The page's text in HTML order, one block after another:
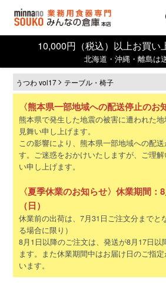
10,000円（税込）以上お買い
北海道・沖縄・離島は
うつわ vol17 テーブル・椅子
〈熊本県一部地域への配送停止のお
熊本県で発生した地震の被害に遭われた
見舞い申し上げます。
この影響により、熊本県一部地域への配
す。ご迷惑をおかけいたしますが、ご理
い申し上げます。
〈夏季休業のお知らせ〉休業期間：
（日）
休業前の出荷は、7月31日ご注文分までと
る場合に限り）
8月1日以降のご注文は、発送が8月17日以
ます。また休業期間中はお届け日のご指
います。